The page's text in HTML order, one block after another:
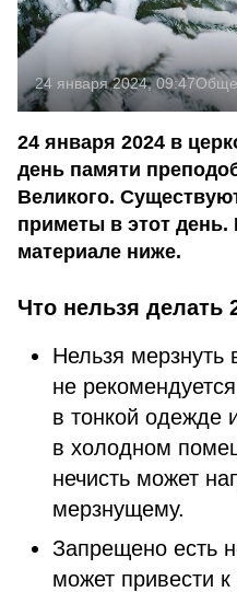
24 января 2024, 09:47
24 января 2024 в
день памяти
Великого.
приметы в этот
материале ниже.
Что нельзя делать
Нельзя мерзнуть
не
в тонкой одежде
в холодном
нечисть может
мерзнущему.
Запрещено есть
может привести